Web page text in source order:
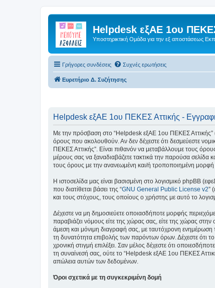
Helpdesk εξΑΕ 1ου
Υποστηρικτική Ομάδα για την εξ αποστάσεως
Γρήγορες συνδέσεις Συχνές ερωτήσεις
Ευρετήριο Δ. Συζήτησης
Helpdesk εξΑΕ 1ου ΠΕΚΕΣ Αττικής -
Με την πρόσβαση στο “Helpdesk εξΑΕ 1ου ΠΕΚΕΣ Αττικής”
όρους που ακολουθούν. Αν δεν δέχεστε ότι δεσμεύεστε
ΠΕΚΕΣ Αττικής”. Είναι πιθανόν να μεταβάλλουμε τους
μέρους σας να ξαναδιαβάζετε τακτικά την παρούσα σελίδα
τους όρους με την ανανεωμένη και/ή τροποποιημένη
Η ιστοσελίδα μας είναι βασισμένη στο λογισμικό phpBB
που διατίθεται βάσει της “GNU General Public License v2”
και τους στόχους, τους οποίους ο χρήστης με αυτό το
Δέχεστε να μη δημοσιεύετε οποιασδήποτε μορφής
παραβιάζει νόμους είτε της χώρας σας, είτε της χώρας
άμεση και μόνιμη διαγραφή σας, με ταυτόχρονη
τη δυνατότητα επιβολής των παρόντων όρων. Δέχεστε ότι
χρονική στιγμή επιλέξει. Σαν μέλος δέχεστε ότι
τη συναίνεσή σας, ούτε το “Helpdesk εξΑΕ 1ου ΠΕΚΕΣ
απώλεια αυτών των δεδομένων.
Όροι σχετικά με τη συγκεκριμένη δομή